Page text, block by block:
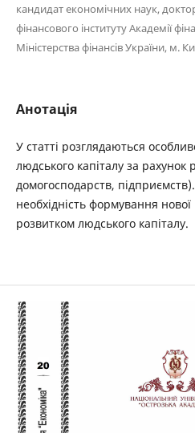
кандидат економічних наук,
фінансового інституту Академії
Міністерства фінансів України, м.
Анотація
У статті розглядаються
людського капіталу за
домогосподарств,
необхідність формування
розвитком людського капіталу.